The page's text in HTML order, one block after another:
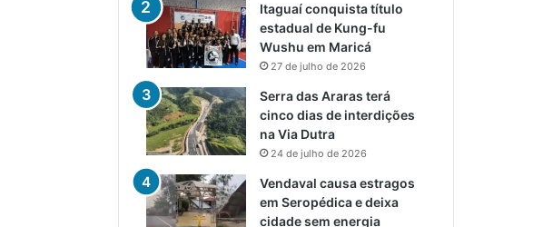
Itaguaí conquista título
estadual de Kung-fu
Wushu em Maricá
27 de julho de 2026
Serra das Araras terá
cinco dias de interdições
na Via Dutra
24 de julho de 2026
Vendaval causa estragos
em Seropédica e deixa
cidade sem energia